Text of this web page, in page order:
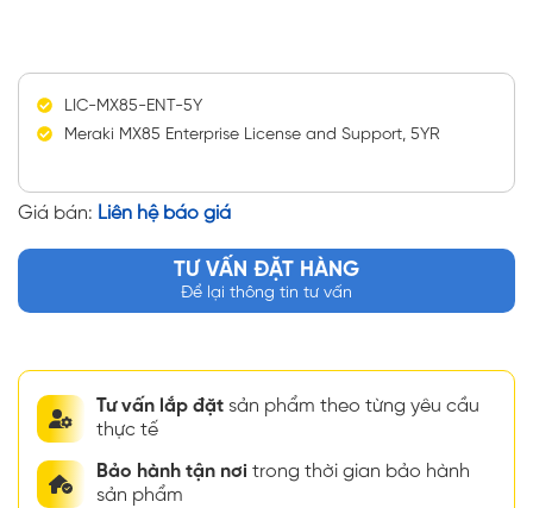
LIC-MX85-ENT-5Y
Meraki MX85 Enterprise License and Support, 5YR
Giá bán: Liên hệ báo giá
TƯ VẤN ĐẶT HÀNG
Để lại thông tin tư vấn
Tư vấn lắp đặt sản phẩm theo từng yêu cầu
thực tế
Bảo hành tận nơi trong thời gian bảo hành
sản phẩm